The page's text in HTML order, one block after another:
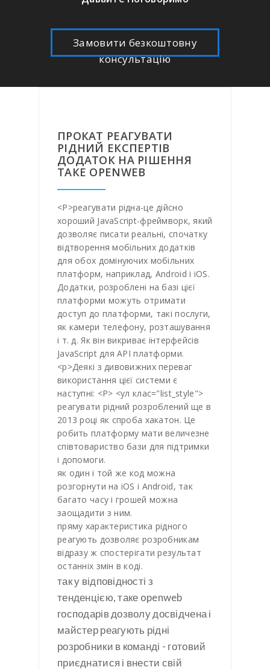
Замовити безкоштовну
консультацію
ПРОКАТ РЕАГУВАТИ
РІДНИЙ ЕКСПЕРТІВ
ДОДАТОК НА РІШЕННЯ
ТАКЕ OPENWEB
<Р>реагувати рідна-це дійсно
хороший JavaScript-фреймворк, який
дозволяє писати реальні, спочатку
відтворення мобільних додатків
для обох домінуючих мобільних
платформ, наприклад, Android і iOS.
Додатки, розроблені на базі цієї
платформи можуть отримати
доступ до платформи, такі послуги,
як камери телефону, розташування
і т. д. Як він викриває інтерфейсів
JavaScript для API платформи.
<р>Деякі з дивовижних переваг
використання цієї системи є
наступні: <Р> <ул клас="list_style">
реагувати рідний розроблений ще в
2013 році як спроба хакатон. Це
робить платформу мати величезне
співтовариство бази для підтримки
і допомоги.
як один і той же код можна
розгорнути на iOS і Android, так
багато часу і грошей можна
заощадити з ним.
пряму характеристика рідного
реагують дозволяє розробникам
відразу ж спостерігати результат
останніх змін в коді.
так у відповідності з
тенденцією, таке openweb
господарів дозволу досвідчена і
майстер реагують рідні
розробники в команді - готовий
приєднатися і внести свій